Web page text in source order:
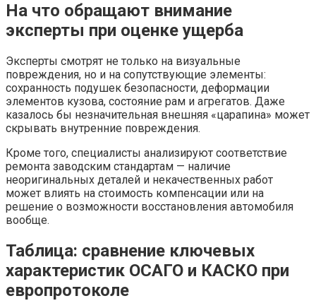
На что обращают внимание
эксперты при оценке ущерба
Эксперты смотрят не только на визуальные
повреждения, но и на сопутствующие элементы:
сохранность подушек безопасности, деформации
элементов кузова, состояние рам и агрегатов. Даже
казалось бы незначительная внешняя «царапина» может
скрывать внутренние повреждения.
Кроме того, специалисты анализируют соответствие
ремонта заводским стандартам — наличие
неоригинальных деталей и некачественных работ
может влиять на стоимость компенсации или на
решение о возможности восстановления автомобиля
вообще.
Таблица: сравнение ключевых
характеристик ОСАГО и КАСКО при
европротоколе